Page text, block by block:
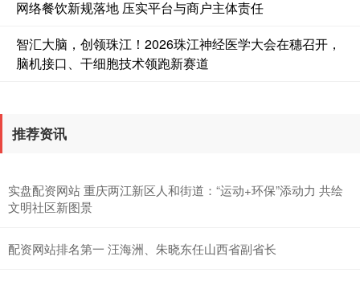
北证50 1134.24 +11.37 +1.01%
网络餐饮新规落地 压实平台与商户主体责任
智汇大脑，创领珠江！2026珠江神经医学大会在穗召开，
脑机接口、干细胞技术领跑新赛道
推荐资讯
实盘配资网站 重庆两江新区人和街道：“运动+环保”添动力 共绘
文明社区新图景
配资网站排名第一 汪海洲、朱晓东任山西省副省长